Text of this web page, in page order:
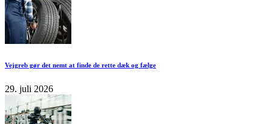
Vejgreb gør det nemt at finde de rette dæk og fælge
29. juli 2026